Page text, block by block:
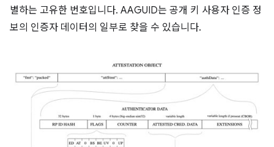
별하는 고유한 번호입니다. AAGUID는 공개 키 사용자 인증 정
보의 인증자 데이터의 일부로 찾을 수 있습니다.